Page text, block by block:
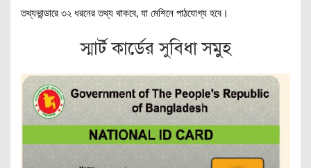
তথ্যভান্ডারে ৩২ ধরনের তথ্য থাকবে, যা মেশিনে পাঠযোগ্য হবে।
স্মার্ট কার্ডের সুবিধা সমুহ